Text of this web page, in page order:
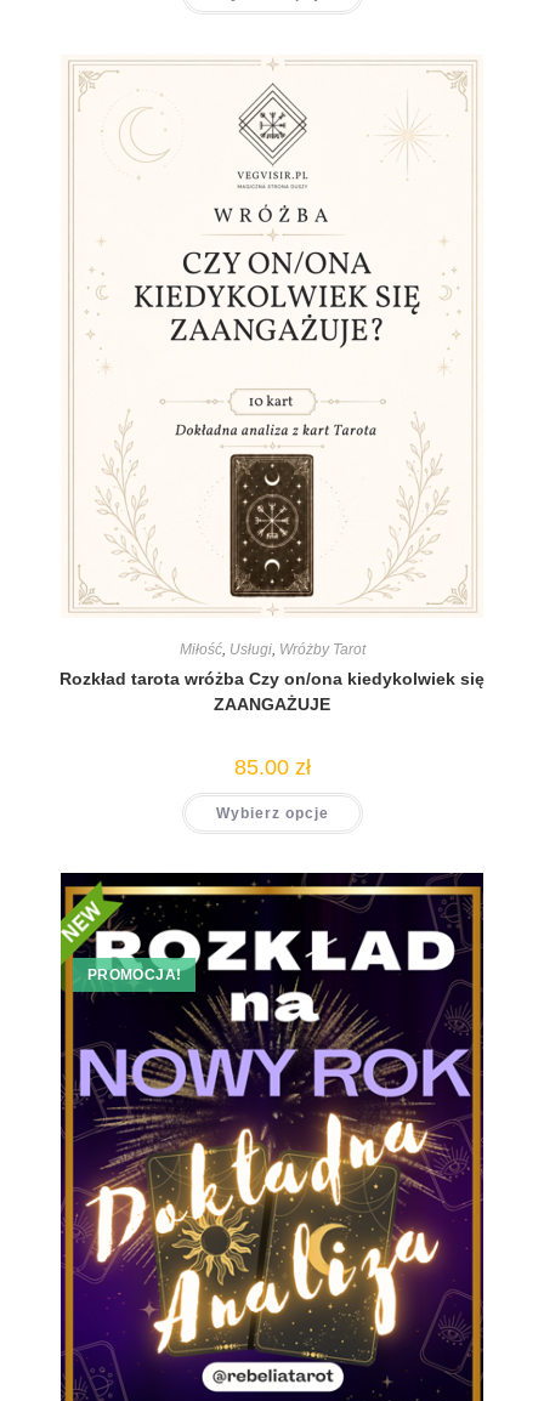
Miłość, Usługi, Wróżby Tarot
Rozkład tarota wróżba Czy on/ona kiedykolwiek się
ZAANGAŻUJE
85.00 zł
Wybierz opcje
PROMOCJA!